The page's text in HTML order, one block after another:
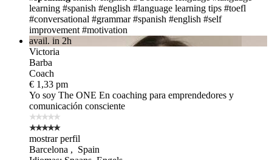
learning #spanish #english #language learning tips #toefl
#conversational #grammar #spanish #english #self
improvement #motivation
avail. in 2h
Victoria
Barba
Coach
€ 1,33 pm
Yo soy The ONE En coaching para emprendedores y
comunicación consciente
mostrar perfil
Barcelona , Spain